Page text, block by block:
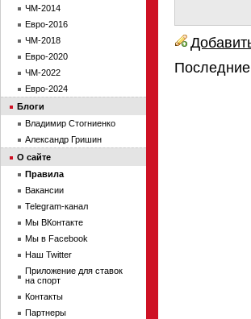
ЧМ-2014
Евро-2016
ЧМ-2018
Евро-2020
ЧМ-2022
Евро-2024
Блоги
Владимир Стогниенко
Александр Гришин
О сайте
Правила
Вакансии
Telegram-канал
Мы ВКонтакте
Мы в Facebook
Наш Twitter
Приложение для ставок
на спорт
Контакты
Партнеры